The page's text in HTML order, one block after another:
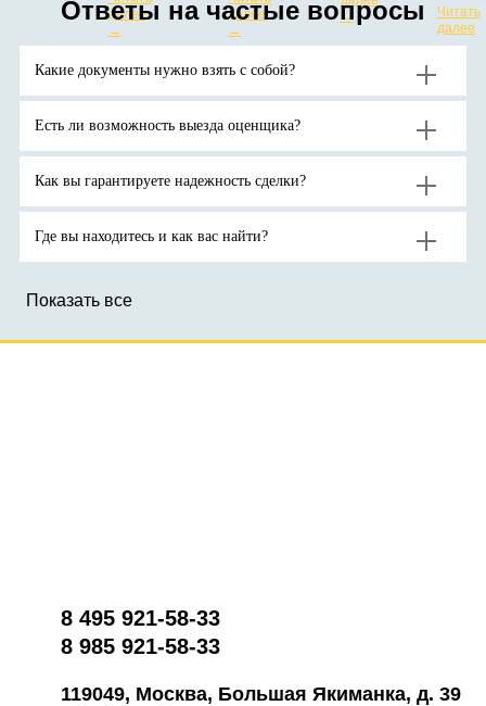
геополитических
и
экономических
потрясений.
ожидают
продолжения
роста
золото
новых
далее
→
из-за
дефицита
поставок
и
спроса
активы-
фоне
неопределенности.
далее
→
за
тройскую
→
отметку
в
4400
Читать
далее
→
Ответы на частые вопросы
Какие документы нужно взять с собой?
Есть ли возможность выезда оценщика?
Как вы гарантируете надежность сделки?
Где вы находитесь и как вас найти?
Показать все
8 495 921-58-33
8 985 921-58-33
119049, Москва, Большая Якиманка, д. 39